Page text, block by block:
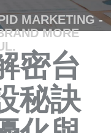
MARKETING -
MORE
密台
秘訣